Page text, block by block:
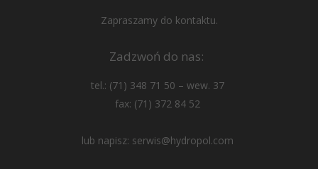
tel.: (71) 348 71 50 – wew. 37
fax: (71) 372 84 52
lub napisz: serwis@hydropol.com
Zadzwoń do nas:
Zapraszamy do kontaktu.